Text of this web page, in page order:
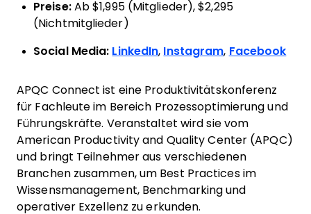
Preise:Ab $1,995 (Mitglieder), $2,295
(Nichtmitglieder)
Social Media: LinkedIn, Instagram, Facebook
APQC Connect ist eine Produktivitätskonferenz
für Fachleute im Bereich Prozessoptimierung und
Führungskräfte. Veranstaltet wird sie vom
American Productivity and Quality Center (APQC)
und bringt Teilnehmer aus verschiedenen
Branchen zusammen, um Best Practices im
Wissensmanagement, Benchmarking und
operativer Exzellenz zu erkunden.